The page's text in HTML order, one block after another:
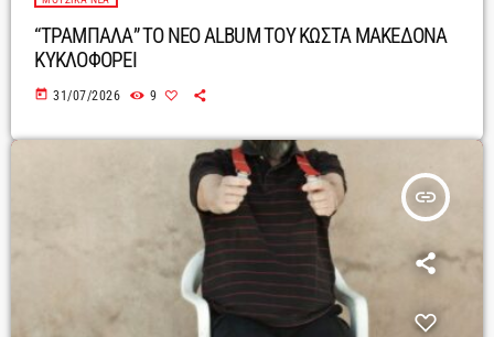
“ΤΡΑΜΠΑΛΑ” ΤΟ ΝΕΟ ALBUM ΤΟΥ ΚΩΣΤΑ ΜΑΚΕΔΟΝΑ
ΚΥΚΛΟΦΟΡΕΙ
today 31/07/2026 9
insert_link